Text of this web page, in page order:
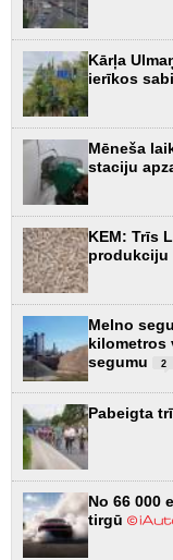
Kārļa
ierīkos
Mēneša
staciju
KEM: Trīs
produkciju
Melno
kilometros
segumu
2
Pabeigta
No 66 000
tirgū